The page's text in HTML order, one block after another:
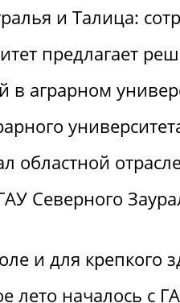
и Талица:
предлагает
в аграрном
областной
Северного
и для крепкого
лето началось с